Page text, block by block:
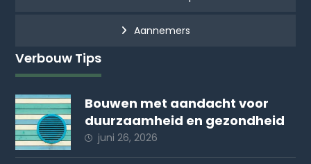
Aannemers
Verbouw Tips
Bouwen met aandacht voor
duurzaamheid en gezondheid
juni 26, 2026